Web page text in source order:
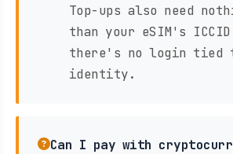
Top-ups also need
than your eSIM's
there's no login tied
identity.
Can I pay with